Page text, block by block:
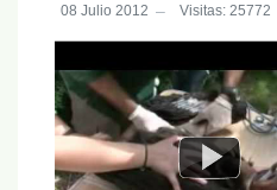
08 Julio 2012 Visitas: 25772